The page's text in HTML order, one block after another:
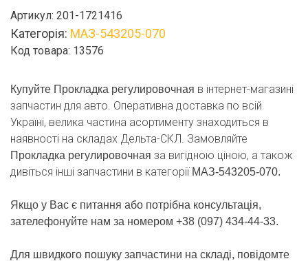
Артикул: 201-1721416
Категорія: МАЗ-543205-070
Код товара: 13576
Купуйте Прокладка регулировочная в інтернет-магазині
запчастин для авто. Оперативна доставка по всій
Україні, велика частина асортименту знаходиться в
наявності на складах Дельта-СКЛ. Замовляйте
Прокладка регулировочная за вигідною ціною, а також
дивіться інші запчастини в категоріїМАЗ-543205-070.
Якщо у Вас є питання або потрібна консультація,
зателефонуйте нам за номером +38 (097) 434-44-33.
Для швидкого пошуку запчастини на складі, повідомте